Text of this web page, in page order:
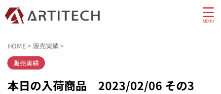
HOME > 販売実績>
販売実績
本日の入荷商品 2023/02/06 その3